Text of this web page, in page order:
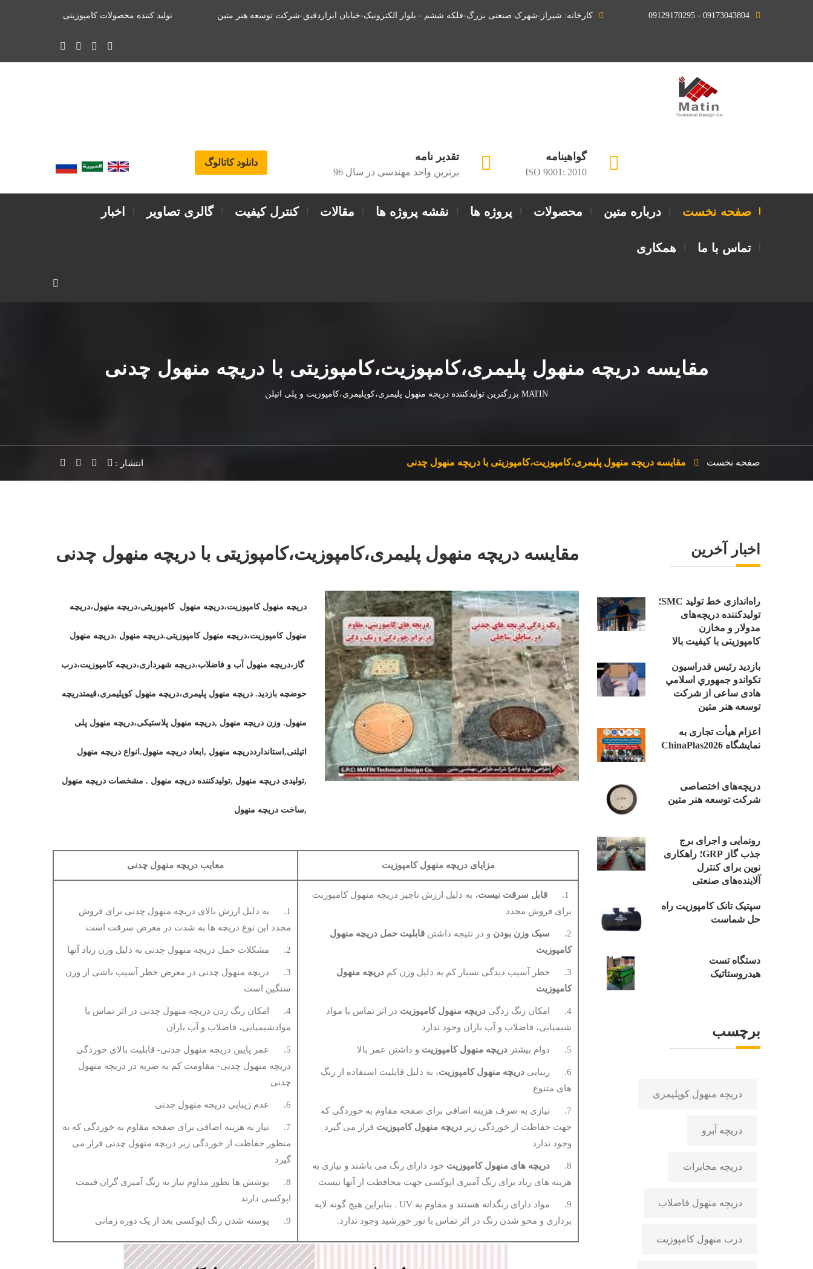
09173043804 - 09129170295 کارخانه: شیراز-شهرک صنعتی بزرگ-فلکه ششم - بلوار الکترونیک-خیابان ابزاردقیق-شرکت توسعه هنر متین تولید کننده محصولات کامپوزیتی
گواهینامه
ISO 9001: 2010
تقدیر نامه
برترین واحد مهندسی در سال 96
دانلود کاتالوگ
صفحه نخست درباره متین محصولات پروژه ها نقشه پروژه ها مقالات کنترل کیفیت گالری تصاویر اخبار
تماس با ما همکاری
مقایسه دریچه منهول پلیمری،کامپوزیت،کامپوزیتی با دریچه منهول چدنی
MATIN بزرگترین تولیدکننده دریچه منهول پلیمری،کوپلیمری،کامپوزیت و پلی اتیلن
انتشار : صفحه نخست مقایسه دریچه منهول پلیمری،کامپوزیت،کامپوزیتی با دریچه منهول چدنی
اخبار آخرین
راه‌اندازی خط تولید SMC؛
تولیدکننده دریچه‌های
مدولار و مخازن
کامپوزیتی با کیفیت بالا
بازدید رئیس فدراسیون
تکواندو جمهوري اسلامي
هادی ساعی از شرکت
توسعه هنر متین
اعزام هیأت تجاری به
نمایشگاه ChinaPlas2026
دریچه‌های اختصاصی
شرکت توسعه هنر متین
رونمایی و اجرای برج
جذب گاز GRP؛ راهکاری
نوین برای کنترل
آلاینده‌های صنعتی
سپتیک تانک کامپوزیت راه
حل شماست
دستگاه تست
هیدروستاتیک
برچسب
دریچه منهول کوپلیمری
دریچه آبرو
دریچه مخابرات
دریچه منهول فاضلاب
درب منهول کامپوزیت
مقایسه دریچه منهول پلیمری،کامپوزیت،کامپوزیتی با دریچه منهول چدنی
دریچه منهول کامپوزیت،دریچه منهول کامپوزیتی،دریچه منهول،دریچه
منهول کامپوزیت،دریچه منهول کامپوزیتی.دریچه منهول ،دریچه منهول
گاز،دریچه منهول آب و فاضلاب،دریچه شهرداری،دریچه کامپوزیت،درب
حوضچه بازدید. دریچه منهول پلیمری،دریچه منهول کوپلیمری،قیمتدریچه
منهول. وزن دریچه منهول ,دریچه منهول پلاستیکی،دریچه منهول پلی
اتیلنی,استاندارددریچه منهول ,ابعاد دریچه منهول.انواع دریچه منهول
,تولیدی دریچه منهول ,تولیدکننده دریچه منهول . مشخصات دریچه منهول
,ساخت دریچه منهول
مزایای دریچه منهول کامپوزیت معایب دریچه منهول چدنی
قابل سرقت نیست، به دلیل ارزش ناچیز دریچه منهول کامپوزیت
برای فروش مجدد
2. سبک وزن بودن و در نتیجه داشتن قابلیت حمل دریچه منهول
کامپوزیت
3. خطر آسیب دیدگی بسیار کم به دلیل وزن کم
دریچه منهول
کامپوزیت
4. امکان زنگ زدگی دریچه منهول کامپوزیت در اثر تماس با مواد
شیمیایی، فاضلاب و آب باران وجود ندارد
5. دوام بیشتر دریچه منهول کامپوزیت و داشتن عمر بالا
6. زیبایی دریچه منهول کامپوزیت، به دلیل قابلیت استفاده از رنگ
های متنوع
7. نیازی به صرف هزینه اضافی برای صفحه مقاوم به خوردگی که
جهت حفاظت از خوردگی زیر دریچه منهول کامپوزیت قرار می گیرد
وجود ندارد
8. دریچه های منهول کامپوزیت خود دارای رنگ می باشند و نیازی به
هزینه های زیاد برای رنگ آمیزی اپوکسی جهت محافظت ار آنها نیست
9. مواد دارای رنگدانه هستند و مقاوم به UV . بنابراین هیچ گونه لایه
برداری و محو شدن رنگ در اثر تماس با نور خورشید وجود ندارد.
1. به دلیل ارزش بالای دریچه منهول چدنی برای فروش
مجدد این نوع دریچه ها به شدت در معرض سرقت است
2. مشکلات حمل دریچه منهول چدنی به دلیل وزن زیاد آنها
3. دریچه منهول چدنی در معرض خطر آسیب ناشی از وزن
سنگین است
4. امکان زنگ زدن دریچه منهول چدنی در اثر تماس با
موادشیمیایی، فاضلاب و آب باران
5. عمر پایین دریچه منهول چدنی- قابلیت بالای خوردگی
دریچه منهول چدنی- مقاومت کم به ضربه در دریچه منهول
چدنی
6. عدم زیبایی دریچه منهول چدنی
7. نیاز به هزینه اضافی برای صفحه مقاوم به خوردگی که به
منظور حفاظت از خوردگی زیر دریچه منهول چدنی قرار می
گیرد
8. پوشش ها بطور مداوم نیاز به رنگ آمیزی گران قیمت
اپوکسی دارند
9. پوسته شدن رنگ اپوکسی بعد از یک دوره زمانی